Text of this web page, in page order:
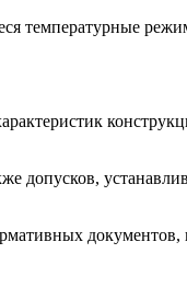
темпера­турные
допус­ков,